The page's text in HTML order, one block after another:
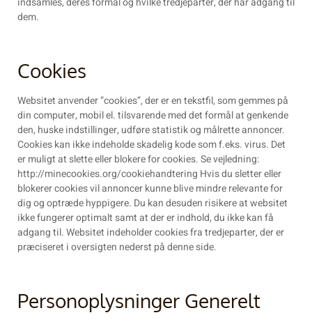
dem.
Cookies
Websitet anvender ”cookies”, der er en tekstfil, som gemmes på
din computer, mobil el. tilsvarende med det formål at genkende
den, huske indstillinger, udføre statistik og målrette annoncer.
Cookies kan ikke indeholde skadelig kode som f.eks. virus. Det
er muligt at slette eller blokere for cookies. Se vejledning:
http://minecookies.org/cookiehandtering Hvis du sletter eller
blokerer cookies vil annoncer kunne blive mindre relevante for
dig og optræde hyppigere. Du kan desuden risikere at websitet
ikke fungerer optimalt samt at der er indhold, du ikke kan få
adgang til. Websitet indeholder cookies fra tredjeparter, der er
præciseret i oversigten nederst på denne side.
Personoplysninger Generelt